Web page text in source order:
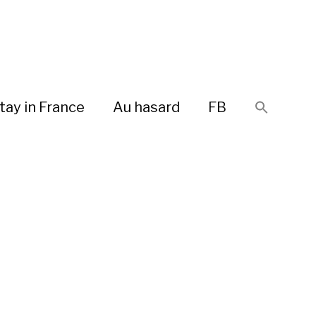
in France Au hasard FB